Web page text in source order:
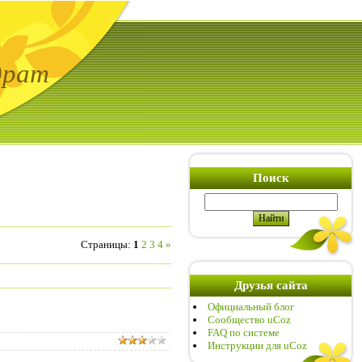
Страницы: 1 2 3 4 »
Поиск
Друзья сайта
Официальный блог
Сообщество uCoz
FAQ по системе
Инструкции для uCoz